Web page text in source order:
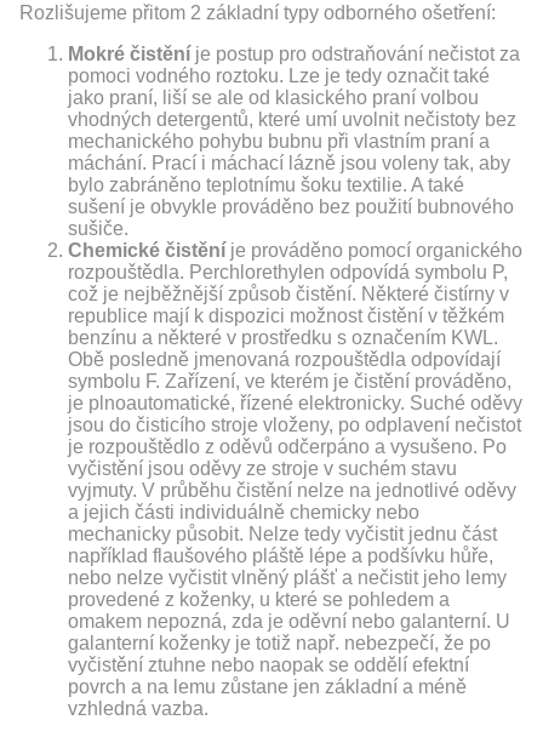
Rozlišujeme přitom 2 základní typy odborného ošetření:
Mokré čistění je postup pro odstraňování nečistot za
pomoci vodného roztoku. Lze je tedy označit také
jako praní, liší se ale od klasického praní volbou
vhodných detergentů, které umí uvolnit nečistoty bez
mechanického pohybu bubnu při vlastním praní a
máchání. Prací i máchací lázně jsou voleny tak, aby
bylo zabráněno teplotnímu šoku textilie. A také
sušení je obvykle prováděno bez použití bubnového
sušiče.
Chemické čistění je prováděno pomocí organického
rozpouštědla. Perchlorethylen odpovídá symbolu P,
což je nejběžnější způsob čistění. Některé čistírny v
republice mají k dispozici možnost čistění v těžkém
benzínu a některé v prostředku s označením KWL.
Obě posledně jmenovaná rozpouštědla odpovídají
symbolu F. Zařízení, ve kterém je čistění prováděno,
je plnoautomatické, řízené elektronicky. Suché oděvy
jsou do čisticího stroje vloženy, po odplavení nečistot
je rozpouštědlo z oděvů odčerpáno a vysušeno. Po
vyčistění jsou oděvy ze stroje v suchém stavu
vyjmuty. V průběhu čistění nelze na jednotlivé oděvy
a jejich části individuálně chemicky nebo
mechanicky působit. Nelze tedy vyčistit jednu část
například flaušového pláště lépe a podšívku hůře,
nebo nelze vyčistit vlněný plášť a nečistit jeho lemy
provedené z koženky, u které se pohledem a
omakem nepozná, zda je oděvní nebo galanterní. U
galanterní koženky je totiž např. nebezpečí, že po
vyčistění ztuhne nebo naopak se oddělí efektní
povrch a na lemu zůstane jen základní a méně
vzhledná vazba.